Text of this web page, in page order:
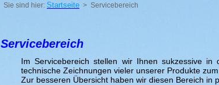
Sie sind hier: Startseite > Servicebereich
Servicebereich
Im Servicebereich stellen wir Ihnen sukzessive in
technische Zeichnungen vieler unserer Produkte
Zur besseren Übersicht haben wir diesen Bereich in